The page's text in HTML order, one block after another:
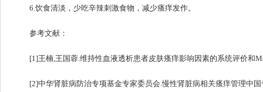
6.饮食清淡，少吃辛辣刺激食物，减少瘙痒发作。
参考文献：
[1]王楠,王国蓉.维持性血液透析患者皮肤瘙痒影响因素的系统评价和
[2]中华肾脏病防治专项基金专家委员会.慢性肾脏病相关瘙痒管理中